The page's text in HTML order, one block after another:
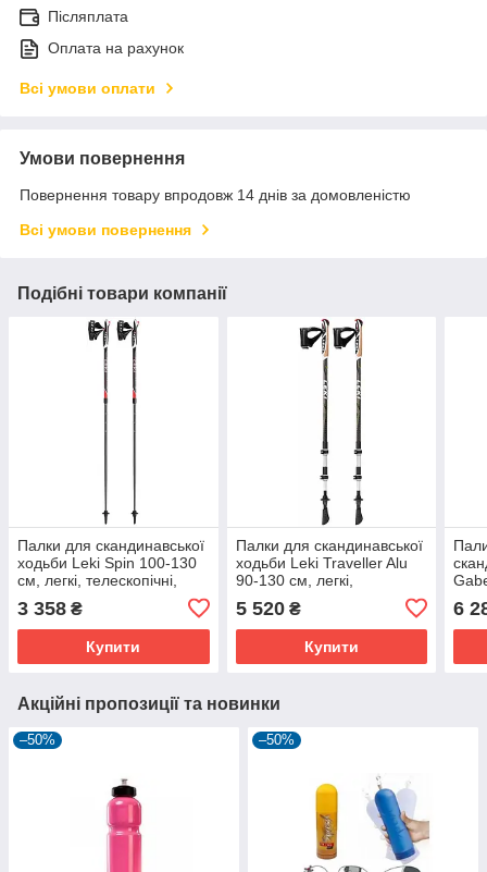
Післяплата
Оплата на рахунок
Всі умови оплати
Умови повернення
Повернення товару впродовж 14 днів за домовленістю
Всі умови повернення
Подібні товари компанії
Палки для скандинавської
ходьби Leki Spin 100-130
см, легкі, телескопічні,
3 358 ₴
Купити
Палки для скандинавської
ходьби Leki Traveller Alu
90-130 см, легкі,
телескопічні, з фіксатором
Speed Lock 2
5 520₴
Купити
6
Акційні пропозиції та новинки
–50% –50%